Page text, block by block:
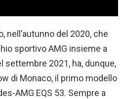
nell’autunno del 2020, che
sportivo AMG insieme a
settembre 2021, ha, dunque,
di Monaco, il primo modello
AMG EQS 53. Sempre a